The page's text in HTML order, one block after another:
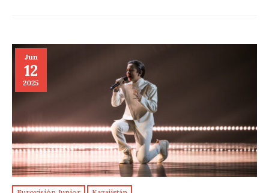
Jun
12
2025